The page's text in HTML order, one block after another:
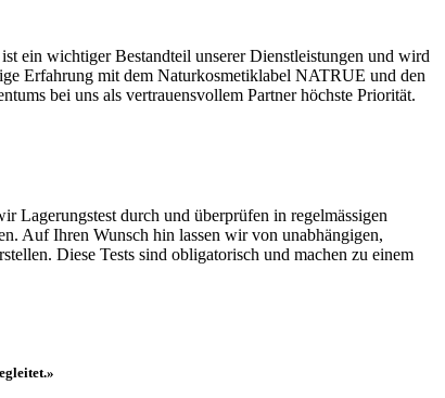
ein wichtiger Bestandteil unserer Dienstleistungen und wird
Erfahrung mit dem Naturkosmetiklabel NATRUE und den
bei uns als vertrauensvollem Partner höchste Priorität.
Lagerungstest durch und überprüfen in regelmässigen
Auf Ihren Wunsch hin lassen wir von unabhängigen,
Diese Tests sind obligatorisch und machen zu einem